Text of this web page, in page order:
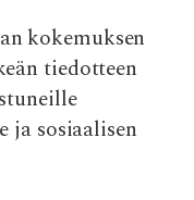
kokemuksen
tiedotteen
sosiaalisen